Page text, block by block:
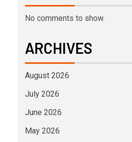
No comments to show.
ARCHIVES
August 2026
July 2026
June 2026
May 2026